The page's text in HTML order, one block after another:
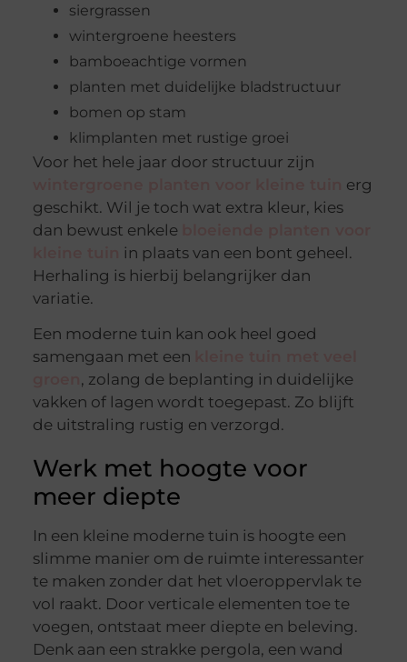
siergrassen
wintergroene heesters
bamboeachtige vormen
planten met duidelijke bladstructuur
bomen op stam
klimplanten met rustige groei
Voor het hele jaar door structuur zijn
erg
geschikt. Wil je toch wat extra kleur, kies
dan bewust enkele
in plaats van een bont geheel.
Herhaling is hierbij belangrijker dan
variatie.
Een moderne tuin kan ook heel goed
samengaan met een
, zolang de beplanting in duidelijke
vakken of lagen wordt toegepast. Zo blijft
de uitstraling rustig en verzorgd.
Werk met hoogte voor
meer diepte
In een kleine moderne tuin is hoogte een
slimme manier om de ruimte interessanter
te maken zonder dat het vloeroppervlak te
vol raakt. Door verticale elementen toe te
voegen, ontstaat meer diepte en beleving.
Denk aan een strakke pergola, een wand